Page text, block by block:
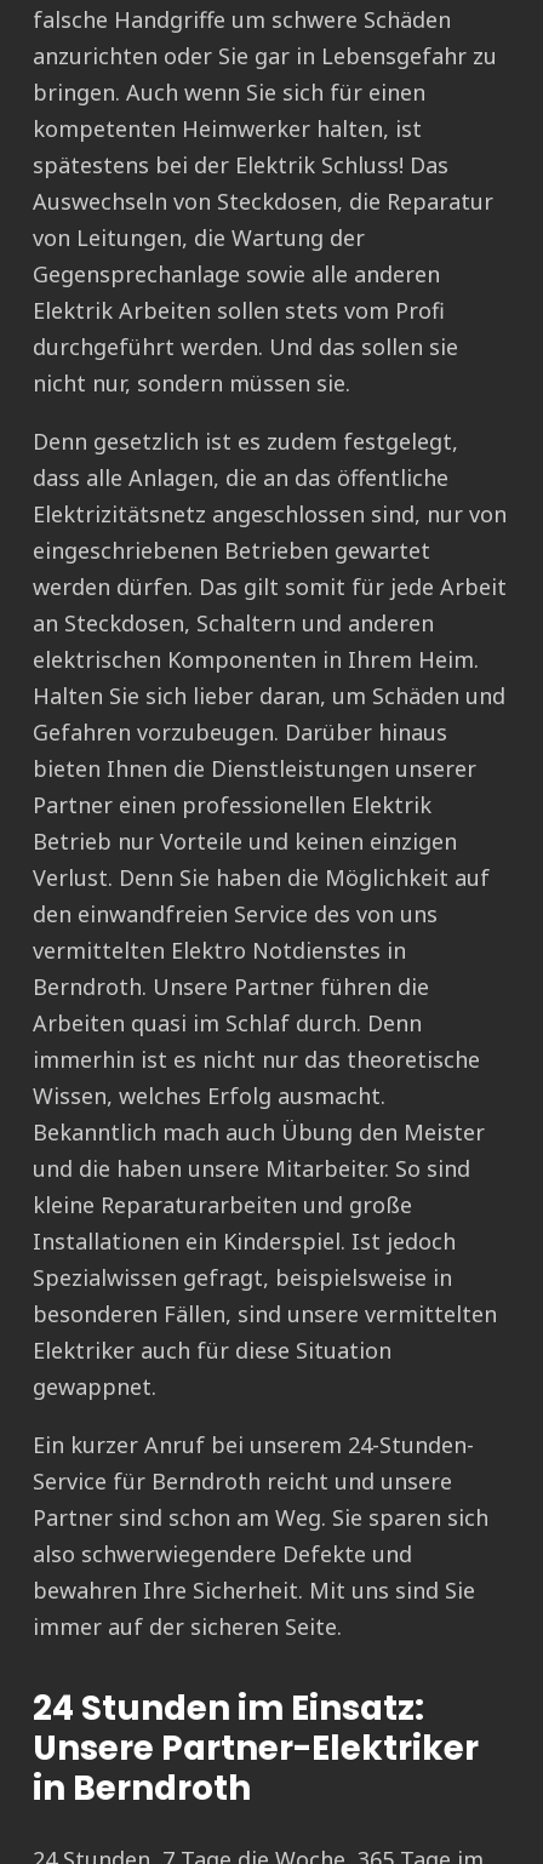
falsche Handgriffe um schwere Schäden
anzurichten oder Sie gar in Lebensgefahr zu
bringen. Auch wenn Sie sich für einen
kompetenten Heimwerker halten, ist
spätestens bei der Elektrik Schluss! Das
Auswechseln von Steckdosen, die Reparatur
von Leitungen, die Wartung der
Gegensprechanlage sowie alle anderen
Elektrik Arbeiten sollen stets vom Profi
durchgeführt werden. Und das sollen sie
nicht nur, sondern müssen sie.
Denn gesetzlich ist es zudem festgelegt,
dass alle Anlagen, die an das öffentliche
Elektrizitätsnetz angeschlossen sind, nur von
eingeschriebenen Betrieben gewartet
werden dürfen. Das gilt somit für jede Arbeit
an Steckdosen, Schaltern und anderen
elektrischen Komponenten in Ihrem Heim.
Halten Sie sich lieber daran, um Schäden und
Gefahren vorzubeugen. Darüber hinaus
bieten Ihnen die Dienstleistungen unserer
Partner einen professionellen Elektrik
Betrieb nur Vorteile und keinen einzigen
Verlust. Denn Sie haben die Möglichkeit auf
den einwandfreien Service des von uns
vermittelten Elektro Notdienstes in
Berndroth. Unsere Partner führen die
Arbeiten quasi im Schlaf durch. Denn
immerhin ist es nicht nur das theoretische
Wissen, welches Erfolg ausmacht.
Bekanntlich mach auch Übung den Meister
und die haben unsere Mitarbeiter. So sind
kleine Reparaturarbeiten und große
Installationen ein Kinderspiel. Ist jedoch
Spezialwissen gefragt, beispielsweise in
besonderen Fällen, sind unsere vermittelten
Elektriker auch für diese Situation
gewappnet.
Ein kurzer Anruf bei unserem 24-Stunden-
Service für Berndroth reicht und unsere
Partner sind schon am Weg. Sie sparen sich
also schwerwiegendere Defekte und
bewahren Ihre Sicherheit. Mit uns sind Sie
immer auf der sicheren Seite.
24 Stunden im Einsatz:
Unsere Partner-Elektriker
in Berndroth